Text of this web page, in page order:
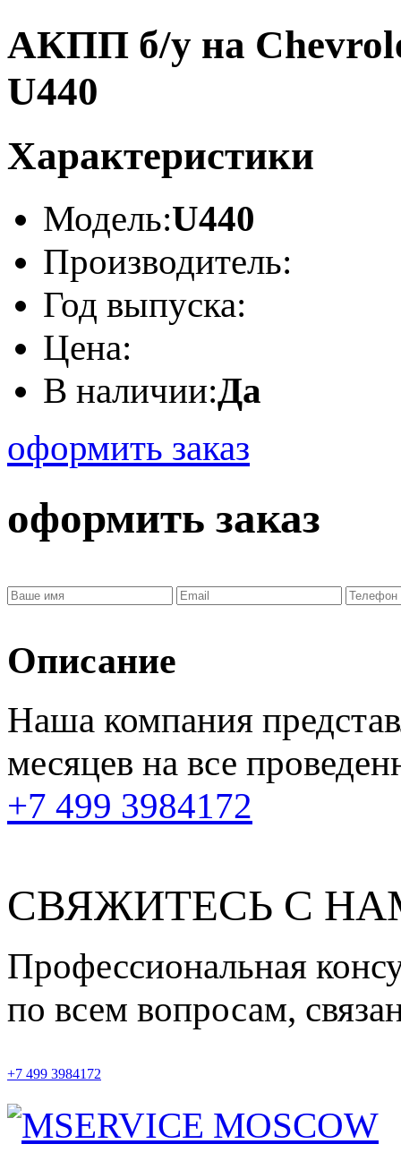
АКПП б/у на
U440
Характеристики
Модель:U440
Производитель:
Год выпуска:
Цена:
В наличии:Да
оформить заказ
оформить заказ
Описание
Наша компания
месяцев на все
+7 499 3984172
СВЯЖИТЕСЬ С
Профессиональная
по всем вопросам,
+7 499 3984172